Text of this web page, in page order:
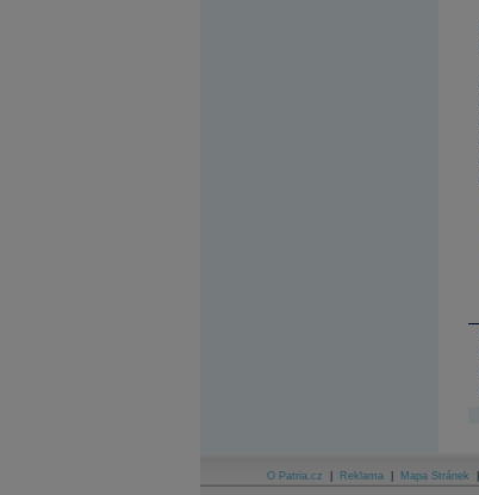
O Patria.cz Reklama Mapa Stránek